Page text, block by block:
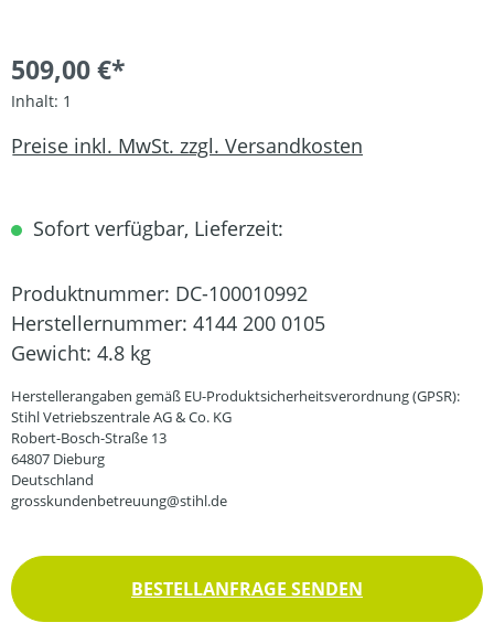
509,00 €*
Inhalt: 1
Preise inkl. MwSt. zzgl. Versandkosten
Sofort verfügbar, Lieferzeit:
Produktnummer: DC-100010992
Herstellernummer: 4144 200 0105
Gewicht: 4.8 kg
Herstellerangaben gemäß EU-Produktsicherheitsverordnung (GPSR):
Stihl Vetriebszentrale AG & Co. KG
Robert-Bosch-Straße 13
64807 Dieburg
Deutschland
grosskundenbetreuung@stihl.de
BESTELLANFRAGE SENDEN